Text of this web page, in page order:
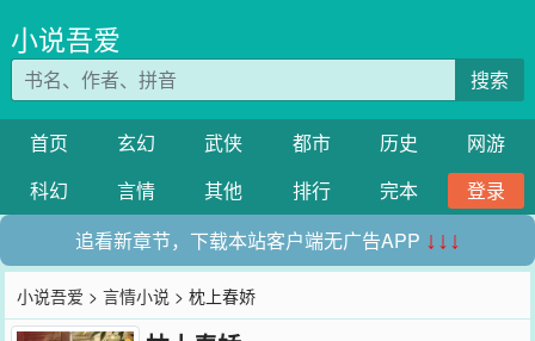
小说吾爱
搜索
首页 玄幻 武侠 都市 历史
网游
科幻
言情 其他 排行 完本
登录
追看新章节，下载本站客户端无广告APP ↓↓↓
小说吾爱 >言情小说 > 枕上春娇